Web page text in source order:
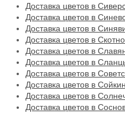
Доставка цветов в
Доставка цветов в
Доставка цветов в
Доставка цветов в
Доставка цветов в
Доставка цветов в
Доставка цветов в
Доставка цветов в
Доставка цветов в
Доставка цветов в